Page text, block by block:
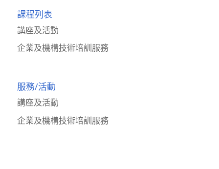
課程列表
講座及活動
企業及機構技術培訓服務
服務/活動
講座及活動
企業及機構技術培訓服務